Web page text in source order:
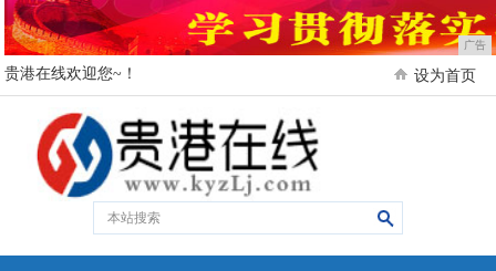
广告
贵港在线欢迎您~！ 设为首页